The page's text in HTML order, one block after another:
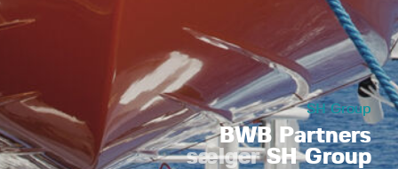
SH Group
BWB Partners
sælgerSH Group